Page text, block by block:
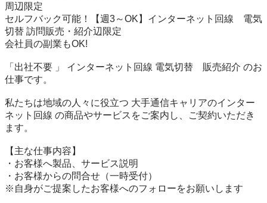
周辺限定
セルフバック可能！【週3～OK】インターネット回線　電気
切替 訪問販売・紹介辺限定
会社員の副業もOK!
「出社不要 」 インターネット回線 電気切替　販売紹介 のお
仕事です。
私たちは地域の人々に役立つ 大手通信キャリアのインター
ネット回線 の商品やサービスをご案内し、ご契約いただき
ます。
【主な仕事内容】
・お客様へ製品、サービス説明
・お客様からの問合せ（一時受付）
※自身がご提案したお客様へのフォローをお願いします